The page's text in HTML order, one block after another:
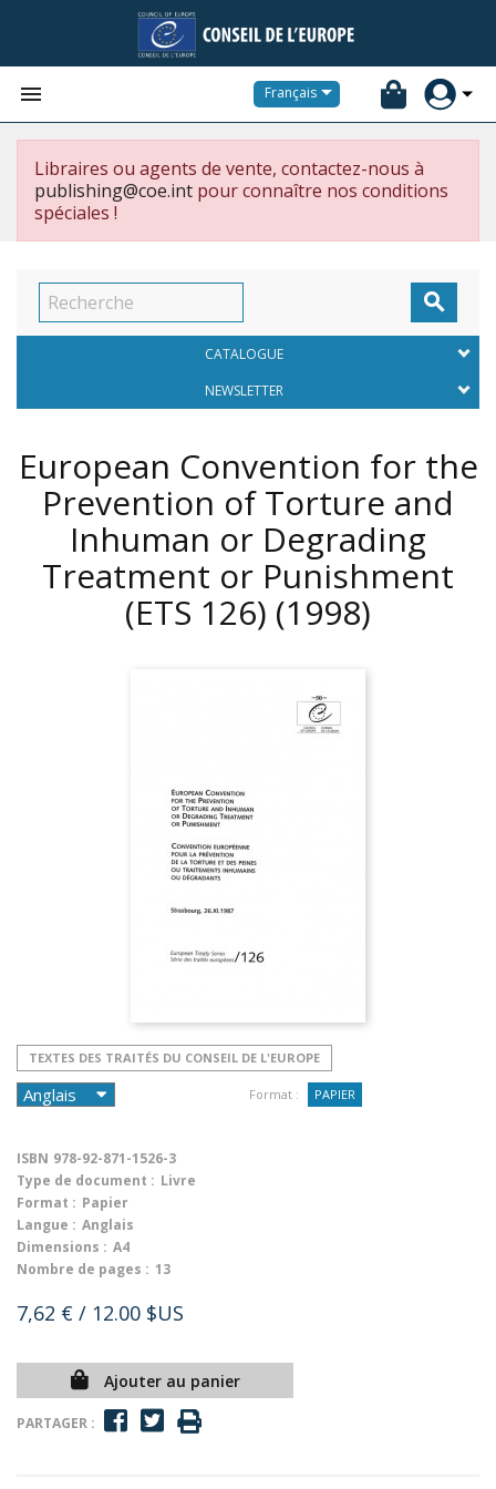
 Français
Libraires ou agents de vente, contactez-nous à
publishing@coe.int pour connaître nos conditions
spéciales !

CATALOGUE
NEWSLETTER
European Convention for the
Prevention of Torture and
Inhuman or Degrading
Treatment or Punishment
(ETS 126) (1998)
TEXTES DES TRAITÉS DU CONSEIL DE L'EUROPE
Format : PAPIER
ISBN 978-92-871-1526-3
Type de document : Livre
Format : Papier
Langue : Anglais
Dimensions : A4
Nombre de pages : 13
7,62 € / 12.00 $US
Ajouter au panier
PARTAGER :